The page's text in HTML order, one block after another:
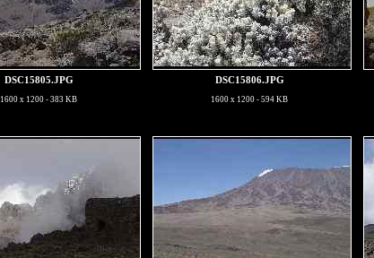
DSC15805.JPG
1600 x 1200 - 383 KB
DSC15806.JPG
1600 x 1200 - 594 KB